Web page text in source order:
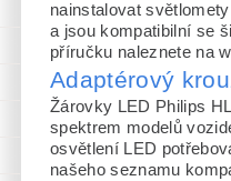
nainstalovat
a jsou kompatibilní se
příručku naleznete na
Adaptérový
Žárovky LED Philips
spektrem modelů
osvětlení LED
našeho seznamu